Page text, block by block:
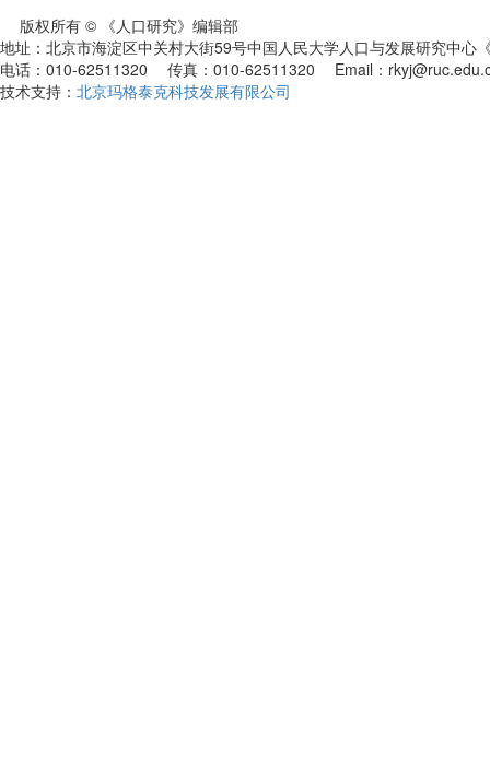
版权所有 © 《人口研究》编辑部
地址：北京市海淀区中关村大街59号中国人民大学人口与发展研究中
电话：010-62511320 传真：010-62511320 Email：
技术支持： 北京玛格泰克科技发展有限公司